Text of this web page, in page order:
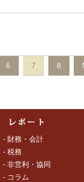
6 7 8
- 財務・会計
- 税務
- 非営利・協同
- コラム